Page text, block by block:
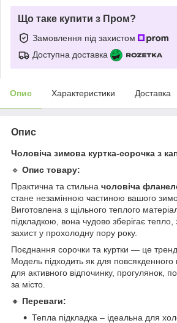
Що таке купити з Пром?
Замовлення під захистом
Доступна доставка
Опис Характеристики Доставка
Опис
Чоловіча зимова куртка-сорочка з
🔹 Опис товару:
Практична та стильна чоловіча
стане незамінною частиною вашого
Виготовлена з щільного теплого
підкладкою, вона чудово зберігає
захист у прохолодну пору року.
Поєднання сорочки та куртки — це тренд
Модель підходить як для повсякденного
для активного відпочинку, прогулянок,
за місто.
🔸 Переваги:
Тепла підкладка – ідеальна для